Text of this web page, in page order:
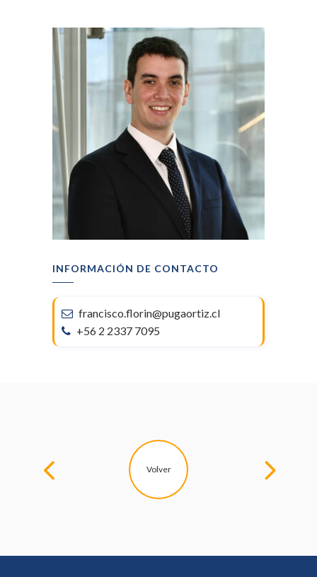
INFORMACIÓN DE CONTACTO
francisco.florin@pugaortiz.cl
+56 2 2337 7095
Volver